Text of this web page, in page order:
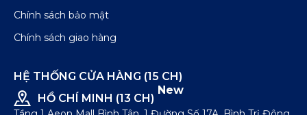
Chính sách bảo mật
Chính sách giao hàng
HỆ THỐNG CỬA HÀNG (15 CH)
HỒ CHÍ MINH (13 CH)
New